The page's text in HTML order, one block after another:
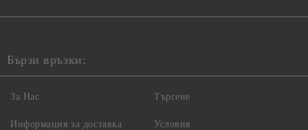
Бързи връзки:
За Нас
Информация за доставка
Търсене
Условия